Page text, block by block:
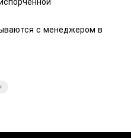
с менеджером в